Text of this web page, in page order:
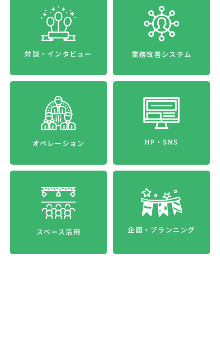
対談・インタビュー 業務改善システム
オペレーション HP・SNS
スペース活用 企画・プランニング